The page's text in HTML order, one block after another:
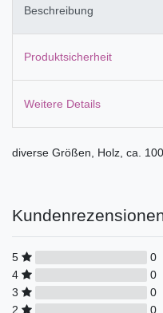
Beschreibung
Produktsicherheit
Weitere Details
diverse Größen, Holz, ca.
5
0
4
0
3
0
2
0